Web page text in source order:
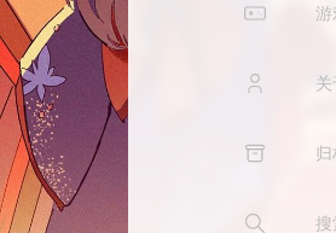
游
关
搜